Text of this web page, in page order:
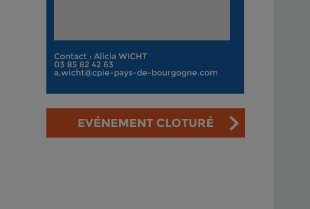
Contact : Alicia WICHT
03 85 82 42 63
a.wicht@cpie-pays-de-bourgogne.com
EVÉNEMENT CLOTURÉ